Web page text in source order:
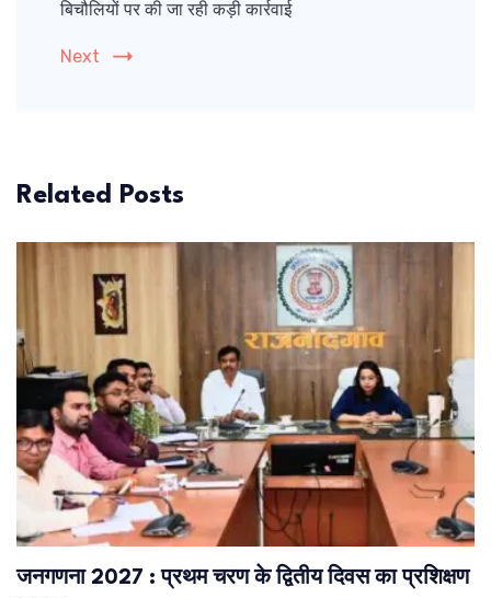
बिचौलियों पर की जा रही कड़ी कार्रवाई
Next
Related Posts
जनगणना 2027 : प्रथम चरण के द्वितीय दिवस का प्रशिक्षण